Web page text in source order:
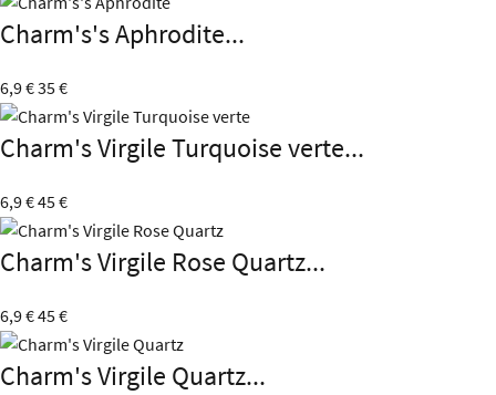
Charm's's Aphrodite...
6,9 €35 €
Charm's Virgile Turquoise verte...
6,9 €45 €
Charm's Virgile Rose Quartz...
6,9 €45 €
Charm's Virgile Quartz...